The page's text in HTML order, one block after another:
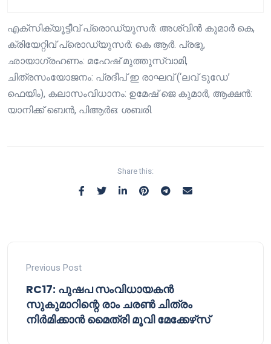
എക്സിക്യൂട്ടീവ് പ്രൊഡ്യുസർ: അശ്വിൻ കുമാർ കെ,
ക്രിയേറ്റിവ് പ്രൊഡ്യുസർ: കെ ആർ. പ്രഭു,
ഛായാഗ്രഹണം: മഹേഷ് മുത്തുസ്വാമി,
ചിത്രസംയോജനം: പ്രദീപ് ഇ രാഘവ് (‘ലവ് ടുഡേ’
ഫെയിം), കലാസംവിധാനം: ഉമേഷ് ജെ കുമാർ, ആക്ഷൻ:
യാനിക്ക് ബെൻ, പിആർഒ: ശബരി.
Share this:
Previous Post
RC17: പുഷപ സംവിധായകൻ
സുകുമാറിന്റെ രാം ചരൺ ചിത്രം
നിർമിക്കാൻ മൈത്രി മൂവി മേക്കേഴ്‌സ്